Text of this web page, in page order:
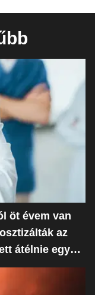
öt évem van
az
átélnie egy